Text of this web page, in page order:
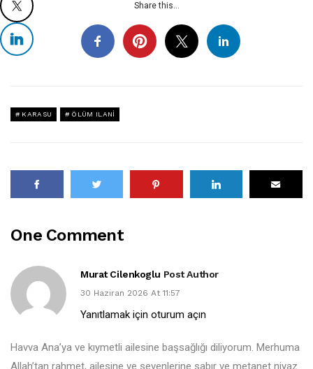
Share this...
KARASU ÖLÜM ILANI
One Comment
Murat Cilenkoglu Post Author
30 Haziran 2026 At 11:57
Yanıtlamak için oturum açın
Havva Ana’ya ve kıymetli ailesine başsağlığı diliyorum. Merhuma
Allah’tan rahmet, ailesine ve sevenlerine sabır ve metanet niyaz